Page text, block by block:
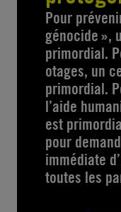
Pour
génocide »,
primordial.
otages, un
primordial.
l’aide
est
pour
immédiate
toutes les